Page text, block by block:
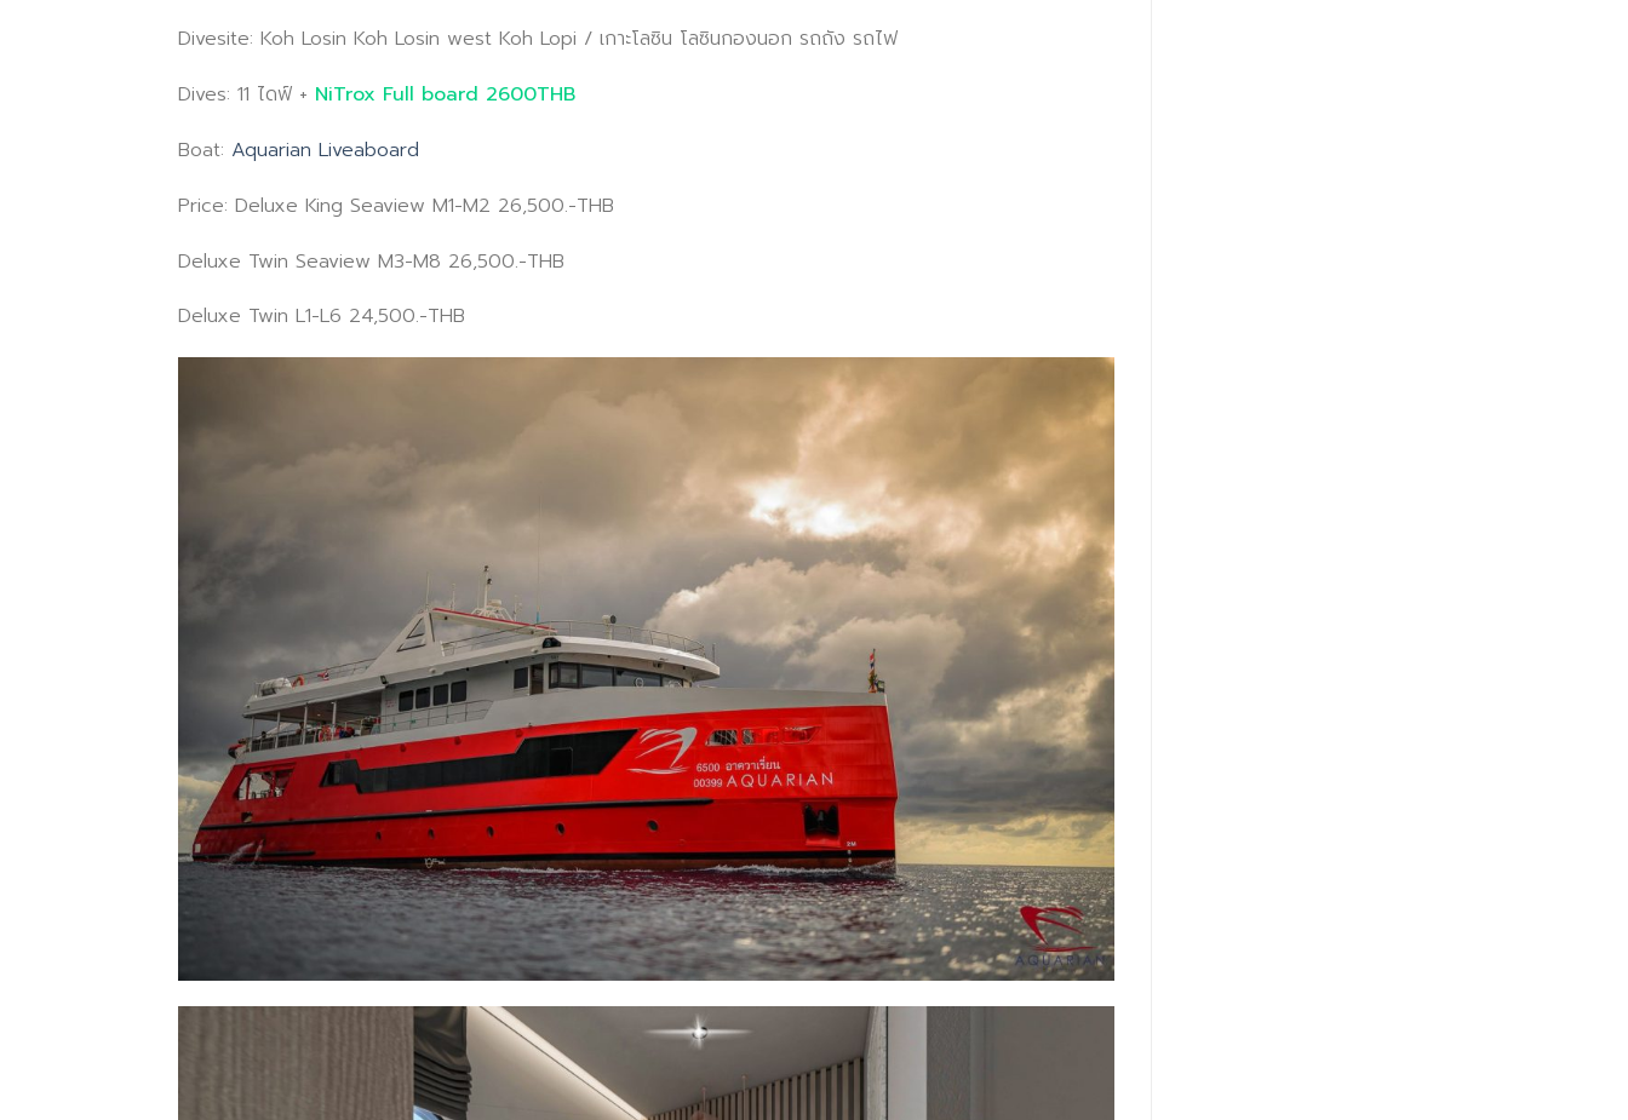
Divesite: Koh Losin Koh Losin west Koh Lopi / เกาะโลซิน โลซินกองนอก รถถัง รถไฟ
Dives: 11 ไดฟ์ + NiTrox Full board 2600THB
Boat: Aquarian Liveaboard
Price: Deluxe King Seaview M1-M2 26,500.-THB
Deluxe Twin Seaview M3-M8 26,500.-THB
Deluxe Twin L1-L6 24,500.-THB